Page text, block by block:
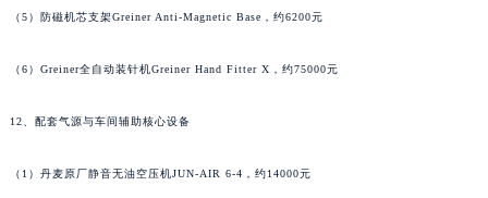
（5）防磁机芯支架Greiner Anti-Magnetic Base，约6200元
（6）Greiner全自动装针机Greiner Hand Fitter X，约75000元
12、配套气源与车间辅助核心设备
（1）丹麦原厂静音无油空压机JUN-AIR 6-4，约14000元